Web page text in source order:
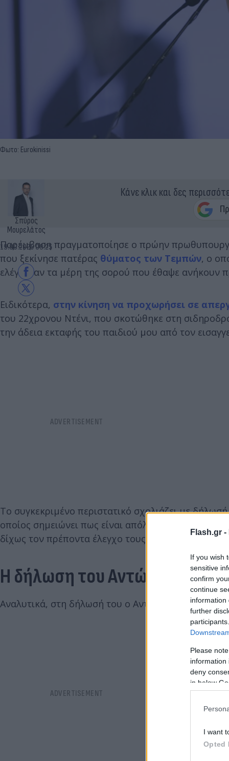
Flash.gr -
If you wish
sensitive
confirm
continue
information
further
Please
information
deny
in below
I want
Opted
Φωτο: Eurokinissi
Σπύρος
Μουρελάτος
19.09.2025 09:25
Κάνε κλικ και δες
Παρέμβαση πραγματοποίησε ο πρώην
που ξεκίνησε πατέρας θύματος των Τεμπών, ο
ελέγξει αν τα μέρη της σορού που έθαψε ανήκουν
Ειδικότερα, στην κίνηση να προχωρήσει σε
του 22χρονου Ντένι, που σκοτώθηκε στη
την άδεια εκταφής του παιδιού μου από τον
Το συγκεκριμένο περιστατικό σχολιάζει με
οποίος σημειώνει πως είναι απόλυτο δικαίωμα
δίχως τον πρέποντα έλεγχο τους παραδόθηκαν
Η δήλωση του Αντώνη Σαμαρά
Αναλυτικά, στη δήλωσή του ο Αντώνης Σαμαράς